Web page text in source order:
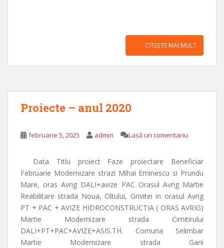
CITEȘTE MAI MULT
Proiecte – anul 2020
februarie 5, 2025 admin Lasă un comentariu
Data Titlu proiect Faze proiectare Beneficiar
Februarie Modernizare strazi Mihai Eminescu si Prundu
Mare, oras Avrig DALI+avize PAC Orasul Avrig Martie
Reabilitare strada Noua, Oltului, Grivitei in orasul Avrig
PT + PAC + AVIZE HIDROCONSTRUCTIA ( ORAS AVRIG)
Martie Modernizare strada Cimitirului
DALI+PT+PAC+AVIZE+ASIS.TH. Comuna Selimbar
Martie Modernizare strada Garii